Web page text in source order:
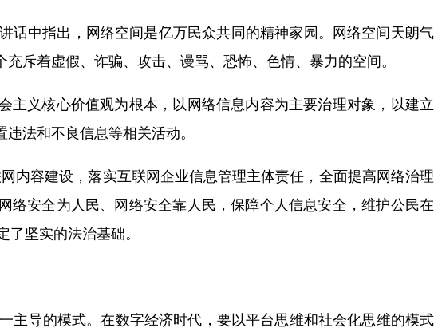
话中指出，网络空间是亿万民众共同的精神家园。网络空间天朗气
斥着虚假、诈骗、攻击、谩骂、恐怖、色情、暴力的空间。
主义核心价值观为根本，以网络信息内容为主要治理对象，以建立
法和不良信息等相关活动。
内容建设，落实互联网企业信息管理主体责任，全面提高网络治理
络安全为人民、网络安全靠人民，保障个人信息安全，维护公民在
坚实的法治基础。
主导的模式。在数字经济时代，要以平台思维和社会化思维的模式